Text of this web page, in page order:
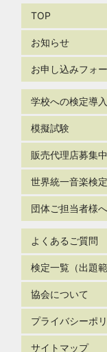
TOP
お知らせ
お申し込みフォ
学校への検定導
模擬試験
販売代理店募集中
世界統一音楽検
団体ご担当者様へ
よくあるご質問
検定一覧（出題範
協会について
プライバシーポ
サイトマップ